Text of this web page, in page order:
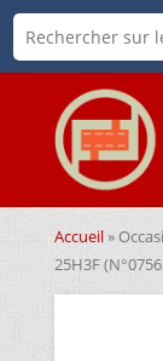
Accueil»
25H3F